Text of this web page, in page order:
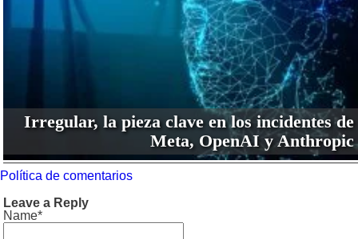
Irregular, la pieza clave en los incidentes de
Meta, OpenAI y Anthropic
Política de comentarios
Leave a Reply
Name*